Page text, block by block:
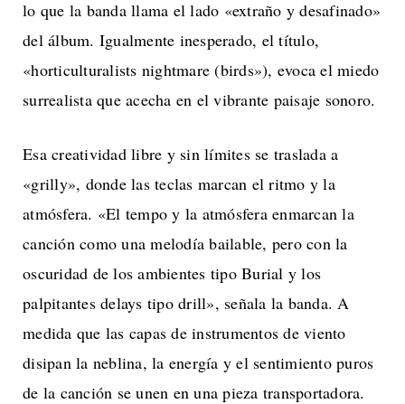
lo que la banda llama el lado «extraño y desafinado»
del álbum. Igualmente inesperado, el título,
«horticulturalists nightmare (birds»), evoca el miedo
surrealista que acecha en el vibrante paisaje sonoro.
Esa creatividad libre y sin límites se traslada a
«grilly», donde las teclas marcan el ritmo y la
atmósfera. «El tempo y la atmósfera enmarcan la
canción como una melodía bailable, pero con la
oscuridad de los ambientes tipo Burial y los
palpitantes delays tipo drill», señala la banda. A
medida que las capas de instrumentos de viento
disipan la neblina, la energía y el sentimiento puros
de la canción se unen en una pieza transportadora.